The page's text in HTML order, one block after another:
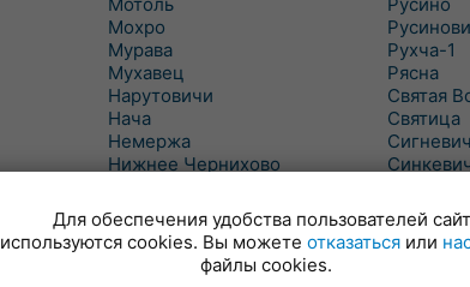
Мохро
Мурава
Мухавец
Нарутовичи
Нача
Немержа
Нижнее Чернихово
Новицковичи
Новоселки
Новые Засимовичи
Новые Лыщицы
Рухча-1
Рясна
Святая
Святица
Снитово
Сочивки
Для обеспечения удобства пользователей
используются cookies. Вы можете отказаться или
файлы cookies.